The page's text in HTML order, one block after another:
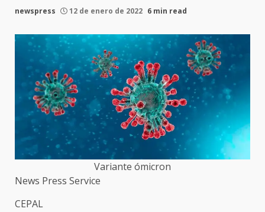
newspress 12 de enero de 2022 6 min read
Variante ómicron
News Press Service
CEPAL